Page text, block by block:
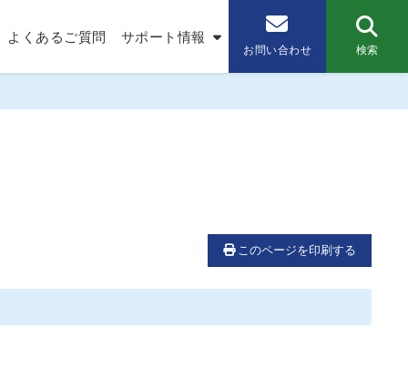
よくあるご質問 サポート情報
お問い合わせ 検索